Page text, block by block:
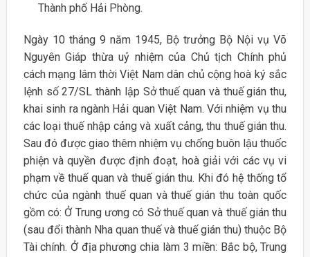
Thành phố Hải Phòng.
Ngày 10 tháng 9 năm 1945, Bộ trưởng Bộ Nội vụ Võ
Nguyên Giáp thừa uỷ nhiệm của Chủ tịch Chính phủ
cách mạng lâm thời Việt Nam dân chủ cộng hoà ký sắc
lệnh số 27/SL thành lập Sở thuế quan và thuế gián thu,
khai sinh ra ngành Hải quan Việt Nam. Với nhiệm vụ thu
các loại thuế nhập cảng và xuất cảng, thu thuế gián thu.
Sau đó được giao thêm nhiệm vụ chống buôn lậu thuốc
phiện và quyền được định đoạt, hoà giải với các vụ vi
phạm về thuế quan và thuế gián thu. Khi đó hệ thống tổ
chức của ngành thuế quan và thuế gián thu toàn quốc
gồm có: Ở Trung ương có Sở thuế quan và thuế gián thu
(sau đổi thành Nha quan thuế và thuế gián thu) thuộc Bộ
Tài chính. Ở địa phương chia làm 3 miền: Bắc bộ, Trung